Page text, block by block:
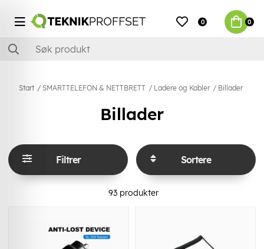
0 0
Start SMARTTELEFON & NETTBRETT Ladere og Kabler Billader
Billader
Filtrer Sortere
93produkter